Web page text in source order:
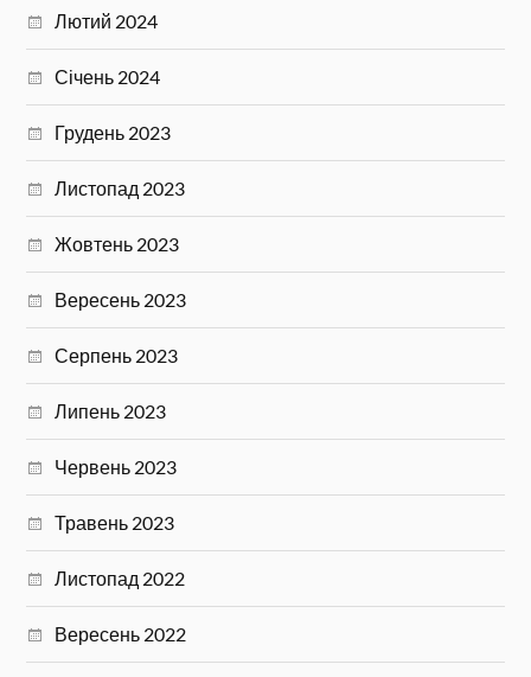
Лютий 2024
Січень 2024
Грудень 2023
Листопад 2023
Жовтень 2023
Вересень 2023
Серпень 2023
Липень 2023
Червень 2023
Травень 2023
Листопад 2022
Вересень 2022